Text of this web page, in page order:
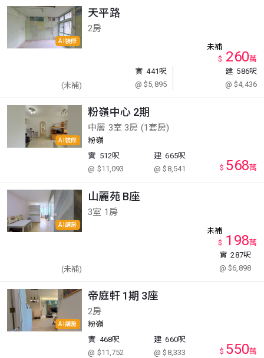
AI裝修
(未補)
天平路
2房
實 441呎
@ $5,895
建 586呎
@ $4,436
未補
$ 260萬
AI裝修
粉嶺中心 2期
中層 3室 3房 (1套房)
粉嶺
實 512呎
@ $11,093
建 665呎
@ $8,541
$ 568萬
AI講房
(未補)
山麗苑 B座
3室 1房
實 287呎
@ $6,898
未補
$ 198萬
AI講房
帝庭軒 1期 3座
2房
粉嶺
實 468呎
@ $11,752
建 660呎
@ $8,333
$ 550萬